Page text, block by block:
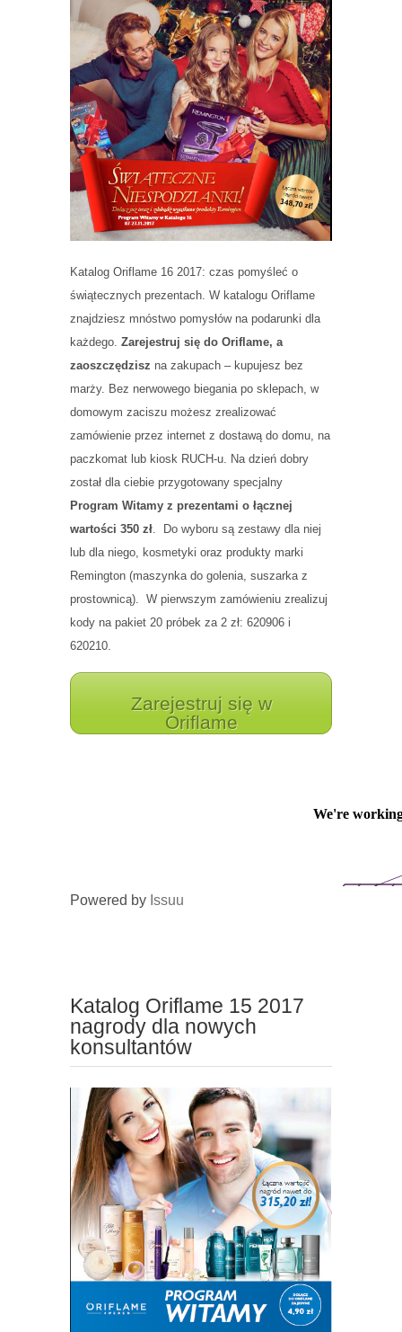
Katalog Oriflame 16 2017: czas pomyśleć o
świątecznych prezentach. W katalogu Oriflame
znajdziesz mnóstwo pomysłów na podarunki dla
każdego. Zarejestruj się do Oriflame, a
zaoszczędzisz na zakupach – kupujesz bez
marży. Bez nerwowego biegania po sklepach, w
domowym zaciszu możesz zrealizować
zamówienie przez internet z dostawą do domu, na
paczkomat lub kiosk RUCH-u. Na dzień dobry
został dla ciebie przygotowany specjalny
Program Witamy z prezentami o łącznej
wartości 350 zł . Do wyboru są zestawy dla niej
lub dla niego, kosmetyki oraz produkty marki
Remington (maszynka do golenia, suszarka z
prostownicą). W pierwszym zamówieniu zrealizuj
kody na pakiet 20 próbek za 2 zł: 620906 i
620210.
Zarejestruj się w
Oriflame
Powered by Issuu
Katalog Oriflame 15 2017
nagrody dla nowych
konsultantów